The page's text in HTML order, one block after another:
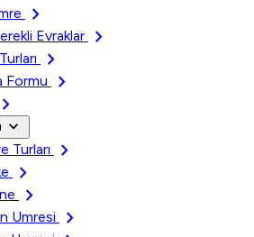
chevron_right
Evraklar
chevron_right
chevron_right
Formu
chevron_right
chevron_right
expand_more
Turları
chevron_right
chevron_right
chevron_right
Umresi
chevron_right